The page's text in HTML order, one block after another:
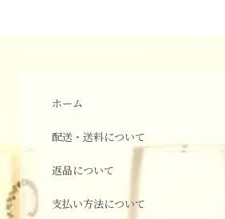
ホーム
配送・送料について
返品について
支払い方法について